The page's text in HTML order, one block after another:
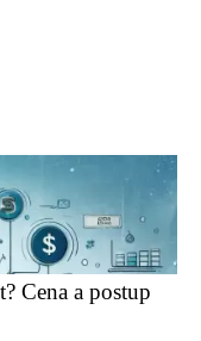
Cena a postup